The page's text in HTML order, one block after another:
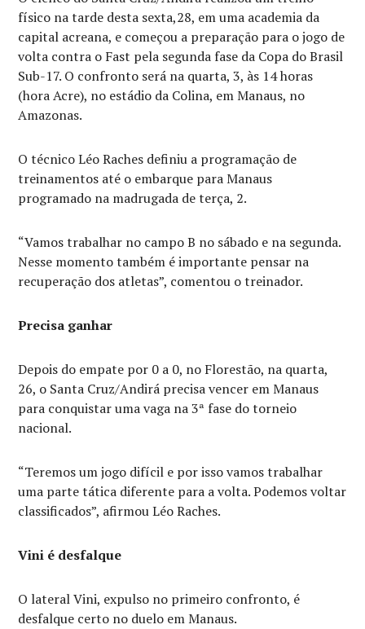
físico na tarde desta sexta,28, em uma academia da
capital acreana, e começou a preparação para o jogo de
volta contra o Fast pela segunda fase da Copa do Brasil
Sub-17. O confronto será na quarta, 3, às 14 horas
(hora Acre), no estádio da Colina, em Manaus, no
Amazonas.
O técnico Léo Raches definiu a programação de
treinamentos até o embarque para Manaus
programado na madrugada de terça, 2.
“Vamos trabalhar no campo B no sábado e na segunda.
Nesse momento também é importante pensar na
recuperação dos atletas”, comentou o treinador.
Precisa ganhar
Depois do empate por 0 a 0, no Florestão, na quarta,
26, o Santa Cruz/Andirá precisa vencer em Manaus
para conquistar uma vaga na 3ª fase do torneio
nacional.
“Teremos um jogo difícil e por isso vamos trabalhar
uma parte tática diferente para a volta. Podemos voltar
classificados”, afirmou Léo Raches.
Vini é desfalque
O lateral Vini, expulso no primeiro confronto, é
desfalque certo no duelo em Manaus.